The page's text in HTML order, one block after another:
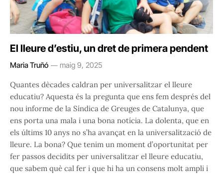
El lleure d’estiu, un dret de primera pendent
Maria Truñó maig 9, 2025
Quantes dècades caldran per universalitzar el lleure
educatiu? Aquesta és la pregunta que ens fem després del
nou informe de la Síndica de Greuges de Catalunya, que
ens porta una mala i una bona notícia. La dolenta, que en
els últims 10 anys no s’ha avançat en la universalització de
lleure. La bona? Que tenim un moment d’oportunitat per
fer passos decidits per universalitzar el lleure educatiu,
que sabem què cal fer i que hi ha un consens molt ampli i